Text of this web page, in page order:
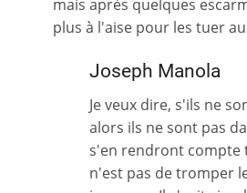
mais après quelques
plus à l'aise pour les tuer
Joseph Manola
Je veux dire, s'ils ne
alors ils ne sont pas
s'en rendront compte
n'est pas de tromper